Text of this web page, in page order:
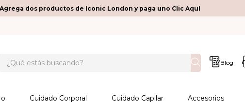
Agrega dos productos de Iconic London y paga uno Clic Aquí
Blog
Cuidado Corporal Cuidado Capilar Accesorios